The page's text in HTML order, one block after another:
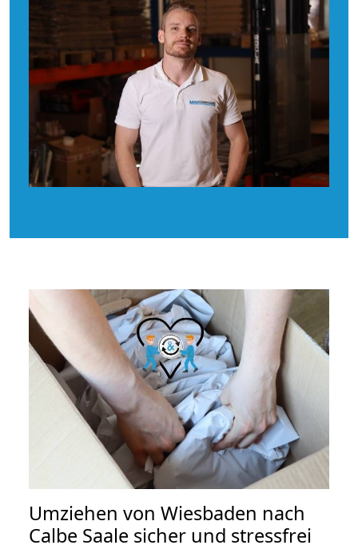
Umziehen von Wiesbaden nach
Calbe Saale sicher und stressfrei